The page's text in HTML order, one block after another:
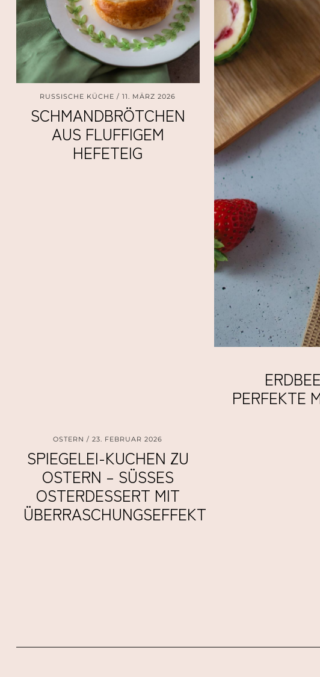
PERFEKTE
RUSSISCHE KÜCHE 11. MÄRZ 2026
SCHMANDBRÖTCHEN
AUS FLUFFIGEM
HEFETEIG
OSTERN 23. FEBRUAR 2026
SPIEGELEI-KUCHEN ZU
OSTERN – SÜSSES O
STERDESSERT MIT Ü
BERRASCHUNGSEFFEKT